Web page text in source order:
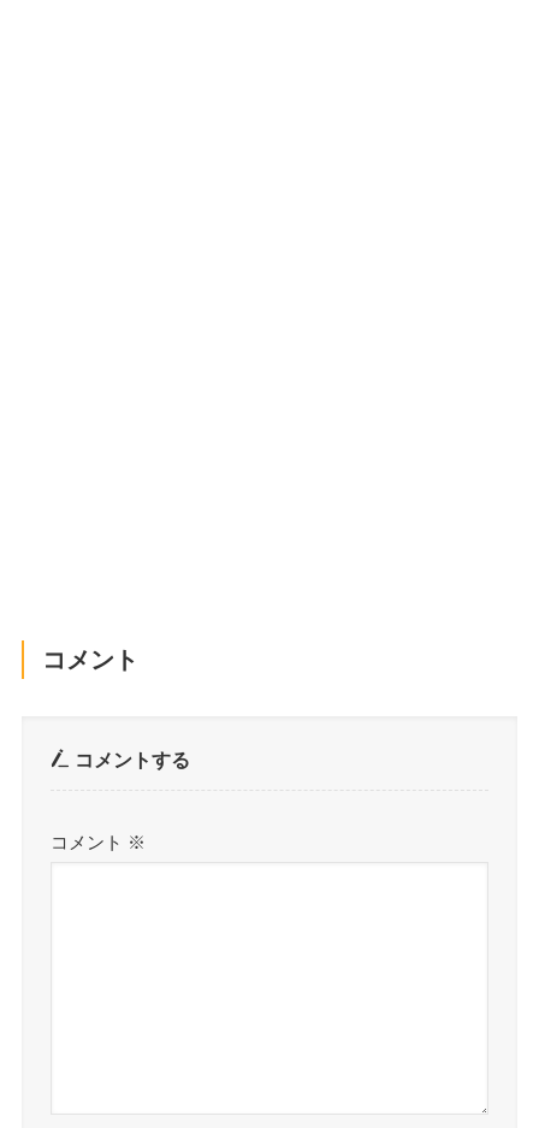
コメント
コメントする
コメント ※